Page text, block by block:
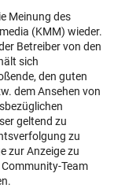
Meinung des
(KMM) wieder.
Betreiber von den
sich
den guten
dem Ansehen von
geltend zu
zu
zur Anzeige zu
Community-Team